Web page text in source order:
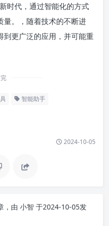
时代，通过智能化的方式
量。，随着技术的不断进
到更广泛的应用，并可能重
智能助手
2024-10-05
，由 小智 于2024-10-05发